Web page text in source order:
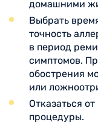
домашними
Выбрать
точность
в период
симптомов.
обострения
или
Отказаться
процедуры.